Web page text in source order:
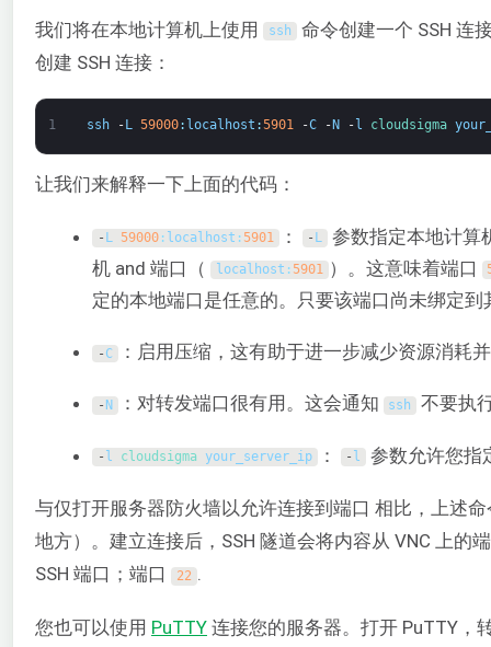
我们将在本地计算机上使用 ssh 命令创建一个 SSH 连
创建 SSH 连接：
1 ssh - L 59000: localhost :5901 -C - N - l cloudsigma
让我们来解释一下上面的代码：
- L 59000: localhost : 5901 ： - L
参数指定本地计算
机 and 端口（
localhost : 5901 ）。这意味着端口
定的本地端口是任意的。只要该端口尚未绑定
- C ：启用压缩，这有助于进一步减少资源消耗
- N ：对转发端口很有用。这会通知 ssh 不要执
- l cloudsigma your_server_ip ： - l 参数允许您指
与仅打开服务器防火墙以允许连接到端口 相比，上述
地方）。建立连接后，SSH 隧道会将内容从 VNC 上的
SSH 端口；端口
22 .
您也可以使用 PuTTY 连接您的服务器。打开 PuTTY，